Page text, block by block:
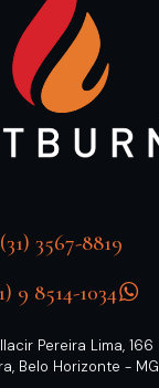
(31) 3567-8819
9 8514-1034
Pereira Lima, 166
Belo Horizonte - MG